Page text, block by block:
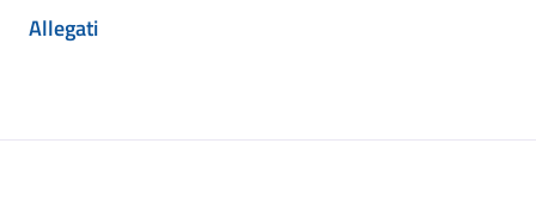
Allegati